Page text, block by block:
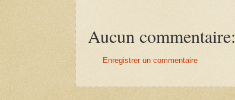
Aucun commentaire:
Enregistrer un commentaire